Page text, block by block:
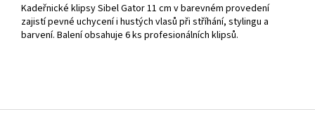
Kadeřnické klipsy Sibel Gator 11 cm v barevném provedení
zajistí pevné uchycení i hustých vlasů při stříhání, stylingu a
barvení. Balení obsahuje 6 ks profesionálních klipsů.